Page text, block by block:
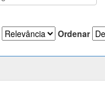
Ordenar